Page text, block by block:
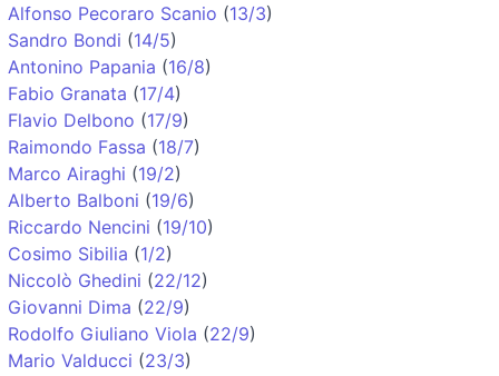
Alfonso Pecoraro Scanio (13/3)
Sandro Bondi (14/5)
Antonino Papania (16/8)
Fabio Granata (17/4)
Flavio Delbono (17/9)
Raimondo Fassa (18/7)
Marco Airaghi (19/2)
Alberto Balboni (19/6)
Riccardo Nencini (19/10)
Cosimo Sibilia (1/2)
Niccolò Ghedini (22/12)
Giovanni Dima (22/9)
Rodolfo Giuliano Viola (22/9)
Mario Valducci (23/3)